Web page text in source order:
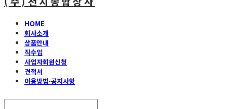
HOME
회사소개
상품안내
직수입
사업자회원신청
견적서
이용방법·공지사항